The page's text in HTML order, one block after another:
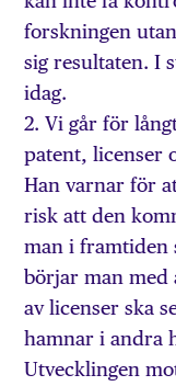
forskningen
sig resultaten. I
idag.
2. Vi går för
patent, licenser
Han varnar för
risk att den
man i framtiden
börjar man
av licenser ska
hamnar i andra
Utvecklingen